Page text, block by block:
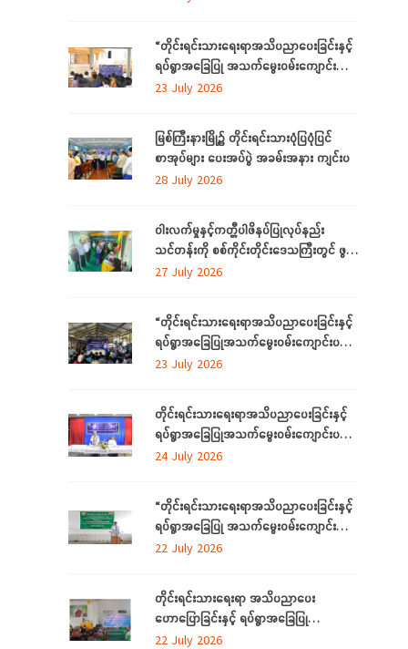
“တိုင်းရင်းသားရေးရာအသိပညာပေးခြင်းနှင့်
ရပ်ရွာအခြေပြု အသက်မွေးဝမ်းကျောင်း
ပညာ လိုအပ်ချက် ဆန်းစစ်စီမံခြင်း
23 July 2026
မြစ်ကြီးနားမြို့၌ တိုင်းရင်းသားပုံပြပုံပြင်
စာအုပ်များ ပေးအပ်ပွဲ အခမ်းအနား ကျင်းပ
28 July 2026
ဝါးလက်မှုနှင့်ကတ္တီပါဖိနပ်ပြုလုပ်နည်း
သင်တန်းကို စစ်ကိုင်းတိုင်းဒေသကြီးတွင် ဖွင့်
လှစ်
27 July 2026
“တိုင်းရင်းသားရေးရာအသိပညာပေးခြင်းနှင့်
ရပ်ရွာအခြေပြုအသက်မွေးဝမ်းကျောင်းပညာ
လိုအပ်ချက်တို့ကို ဆန်းစစ်စီမံခြင်း
ကျင်းပပြုလုပ်
23 July 2026
တိုင်းရင်းသားရေးရာအသိပညာပေးခြင်းနှင့်
ရပ်ရွာအခြေပြုအသက်မွေးဝမ်းကျောင်းပညာ
လိုအပ်ချက်တို့ကို ဆန်းစစ်စီမံခြင်းအစီအစဉ်
ပြုလုပ်
24 July 2026
“တိုင်းရင်းသားရေးရာအသိပညာပေးခြင်းနှင့်
ရပ်ရွာအခြေပြု အသက်မွေးဝမ်းကျောင်း
ပညာလိုအပ်ချက် ဆန်းစစ်စီမံခြင်း
ကို ရန်ကုန်တိုင်းဒေသကြီးတွင် ကျင်းပပြုလုပ်
22 July 2026
တိုင်းရင်းသားရေးရာ အသိပညာပေး
ဟောပြောခြင်းနှင့် ရပ်ရွာအခြေပြု
အသက်မွေးဝမ်းကျောင်း ပညာလိုအပ်ချက်တို့
22 July 2026